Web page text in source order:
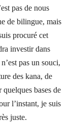
pas de nous
de bilingue, mais
procuré cet
investir dans
pas un souci,
des kana, de
bases de
l’instant, je suis
juste.